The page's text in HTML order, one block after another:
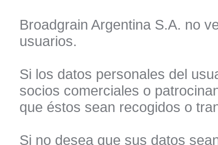
Broadgrain Argentina S.A. no
usuarios.
Si los datos personales del
socios comerciales o
que éstos sean recogidos o
Si no desea que sus datos